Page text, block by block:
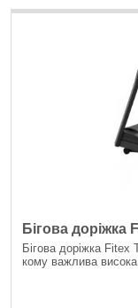
Бігова доріжка
Бігова доріжка
кому важлива висока